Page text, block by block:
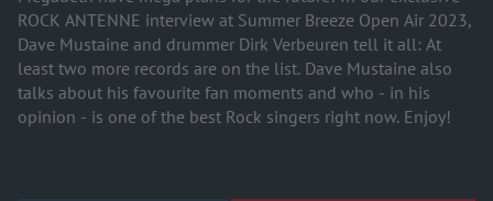
ROCK ANTENNE interview at Summer Breeze Open Air 2023,
Dave Mustaine and drummer Dirk Verbeuren tell it all: At
least two more records are on the list. Dave Mustaine also
talks about his favourite fan moments and who - in his
opinion - is one of the best Rock singers right now. Enjoy!